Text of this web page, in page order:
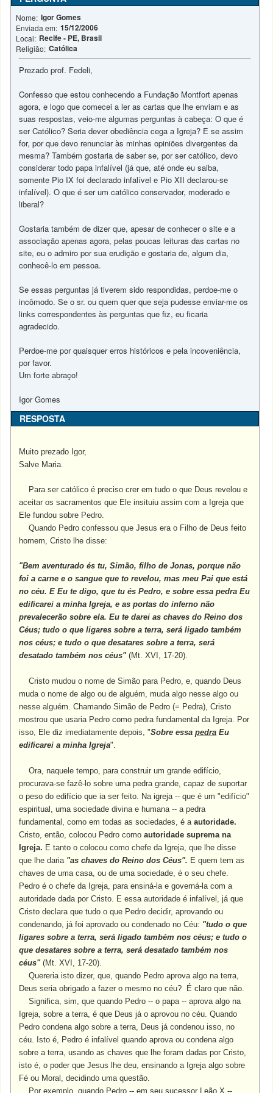
Nome: Igor Gomes
Enviada em: 15/12/2006
Local: Recife - PE, Brasil
Religião: Católica
Prezado prof. Fedeli,
Confesso que estou conhecendo a Fundação Montfort apenas
agora, e logo que comecei a ler as cartas que lhe enviam e as
suas respostas, veio-me algumas perguntas à cabeça: O que é
ser Católico? Seria dever obediência cega a Igreja? E se assim
for, por que devo renunciar às minhas opiniões divergentes da
mesma? Também gostaria de saber se, por ser católico, devo
considerar todo papa infalível (já que, até onde eu saiba,
somente Pio IX foi declarado infalível e Pio XII declarou-se
infalível). O que é ser um católico conservador, moderado e
liberal?
Gostaria também de dizer que, apesar de conhecer o site e a
associação apenas agora, pelas poucas leituras das cartas no
site, eu o admiro por sua erudição e gostaria de, algum dia,
conhecê-lo em pessoa.
Se essas perguntas já tiverem sido respondidas, perdoe-me o
incômodo. Se o sr. ou quem quer que seja pudesse enviar-me os
links correspondentes às perguntas que fiz, eu ficaria
agradecido.
Perdoe-me por quaisquer erros históricos e pela incoveniência,
por favor.
Um forte abraço!
Igor Gomes
RESPOSTA
Muito prezado Igor,
Salve Maria.
Para ser católico é preciso crer em tudo o que Deus revelou e
aceitar os sacramentos que Ele insituiu assim com a Igreja que
Ele fundou sobre Pedro.
Quando Pedro confessou que Jesus era o Filho de Deus feito
homem, Cristo lhe disse:
"Bem aventurado és tu, Simão, filho de Jonas, porque não
foi a carne e o sangue que to revelou, mas meu Pai que está
no céu. E Eu te digo, que tu és Pedro, e sobre essa pedra Eu
edificarei a minha Igreja, e as portas do inferno não
prevalecerão sobre ela. Eu te darei as chaves do Reino dos
Céus; tudo o que ligares sobre a terra, será ligado também
nos céus; e tudo o que desatares sobre a terra, será
desatado também nos céus"(Mt. XVI, 17-20).
Cristo mudou o nome de Simão para Pedro, e, quando Deus
muda o nome de algo ou de alguém, muda algo nesse algo ou
nesse alguém. Chamando Simão de Pedro (= Pedra), Cristo
mostrou que usaria Pedro como pedra fundamental da Igreja. Por
isso, Ele diz imediatamente depois, "Sobre essapedra Eu
edificarei a minha Igreja".
Ora, naquele tempo, para construir um grande edifício,
procurava-se fazê-lo sobre uma pedra grande, capaz de suportar
o peso do edifício que ia ser feito. Na igreja -- que é um "edifício"
espiritual, uma sociedade divina e humana -- a pedra
fundamental, como em todas as sociedades, é aautoridade.
Cristo, então, colocou Pedro comoautoridade suprema na
Igreja. E tanto o colocou como chefe da Igreja, que lhe disse
que lhe daria "as chaves do Reino dos Céus". E quem tem as
chaves de uma casa, ou de uma sociedade, é o seu chefe.
Pedro é o chefe da Igreja, para ensiná-la e governá-la com a
autoridade dada por Cristo. E essa autoridade é infalível, já que
Cristo declara que tudo o que Pedro decidir, aprovando ou
condenando, já foi aprovado ou condenado no Céu: "tudo o que
ligares sobre a terra, será ligado também nos céus; e tudo o
que desatares sobre a terra, será desatado também nos
céus" (Mt. XVI, 17-20).
Quereria isto dizer, que, quando Pedro aprova algo na terra,
Deus seria obrigado a fazer o mesmo no céu? É claro que não.
Significa, sim, que quando Pedro -- o papa -- aprova algo na
Igreja, sobre a terra, é que Deus já o aprovou no céu. Quando
Pedro condena algo sobre a terra, Deus já condenou isso, no
céu. Isto é, Pedro é infalível quando aprova ou condena algo
sobre a terra, usando as chaves que lhe foram dadas por Cristo,
isto é, o poder que Jesus lhe deu, ensinando a Igreja algo sobre
Fé ou Moral, decidindo uma questão.
Por exemplo, quando Pedro -- em seu sucessor Leão X --